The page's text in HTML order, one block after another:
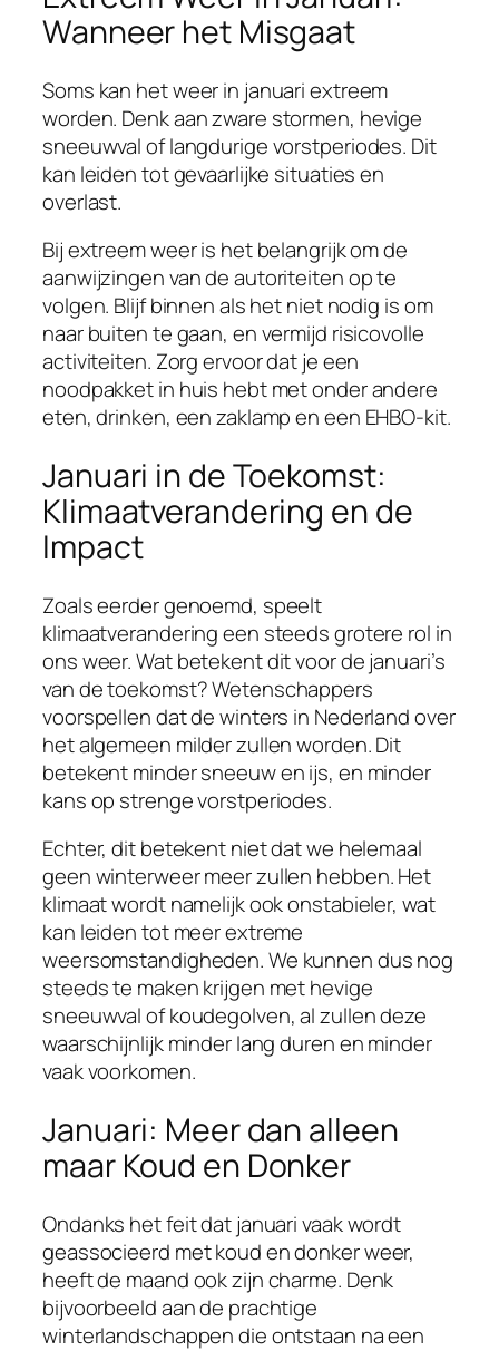
Wanneer het Misgaat
Soms kan het weer in januari extreem
worden. Denk aan zware stormen, hevige
sneeuwval of langdurige vorstperiodes. Dit
kan leiden tot gevaarlijke situaties en
overlast.
Bij extreem weer is het belangrijk om de
aanwijzingen van de autoriteiten op te
volgen. Blijf binnen als het niet nodig is om
naar buiten te gaan, en vermijd risicovolle
activiteiten. Zorg ervoor dat je een
noodpakket in huis hebt met onder andere
eten, drinken, een zaklamp en een EHBO-kit.
Januari in de Toekomst:
Klimaatverandering en de
Impact
Zoals eerder genoemd, speelt
klimaatverandering een steeds grotere rol in
ons weer. Wat betekent dit voor de januari’s
van de toekomst? Wetenschappers
voorspellen dat de winters in Nederland over
het algemeen milder zullen worden. Dit
betekent minder sneeuw en ijs, en minder
kans op strenge vorstperiodes.
Echter, dit betekent niet dat we helemaal
geen winterweer meer zullen hebben. Het
klimaat wordt namelijk ook onstabieler, wat
kan leiden tot meer extreme
weersomstandigheden. We kunnen dus nog
steeds te maken krijgen met hevige
sneeuwval of koudegolven, al zullen deze
waarschijnlijk minder lang duren en minder
vaak voorkomen.
Januari: Meer dan alleen
maar Koud en Donker
Ondanks het feit dat januari vaak wordt
geassocieerd met koud en donker weer,
heeft de maand ook zijn charme. Denk
bijvoorbeeld aan de prachtige
winterlandschappen die ontstaan na een